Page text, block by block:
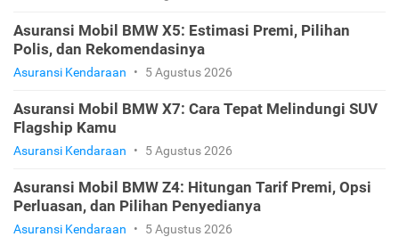
Asuransi Mobil BMW X5: Estimasi Premi, Pilihan
Polis, dan Rekomendasinya
Asuransi Kendaraan • 5 Agustus 2026
Asuransi Mobil BMW X7: Cara Tepat Melindungi SUV
Flagship Kamu
Asuransi Kendaraan • 5 Agustus 2026
Asuransi Mobil BMW Z4: Hitungan Tarif Premi, Opsi
Perluasan, dan Pilihan Penyedianya
Asuransi Kendaraan • 5 Agustus 2026